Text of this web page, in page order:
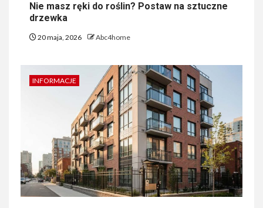
Nie masz ręki do roślin? Postaw na sztuczne
drzewka
20 maja, 2026 Abc4home
INFORMACJE